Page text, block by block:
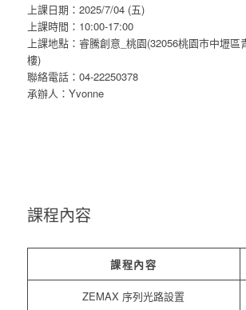
上課日期：2025/7/04 (五)
上課時間：10:00-17:00
上課地點：睿騰創意_桃園(32056桃園市中壢區
樓)
聯絡電話：04-22250378
承辦人：Yvonne
課程內容
課程內容
ZEMAX 序列光路設置